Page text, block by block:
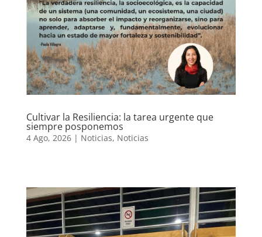
Cultivar la Resiliencia: la tarea urgente que
siempre posponemos
4 Ago, 2026| Noticias, Noticias